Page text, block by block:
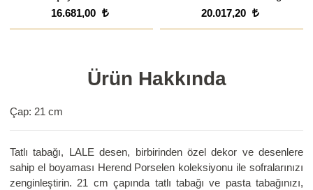
16.681,00
20.017,20
Ürün Hakkında
Çap: 21 cm
Tatlı tabağı, LALE desen, birbirinden özel dekor ve desenlere
sahip el boyaması Herend Porselen koleksiyonu ile sofralarınızı
zenginleştirin. 21 cm çapında tatlı tabağı ve pasta tabağınızı,